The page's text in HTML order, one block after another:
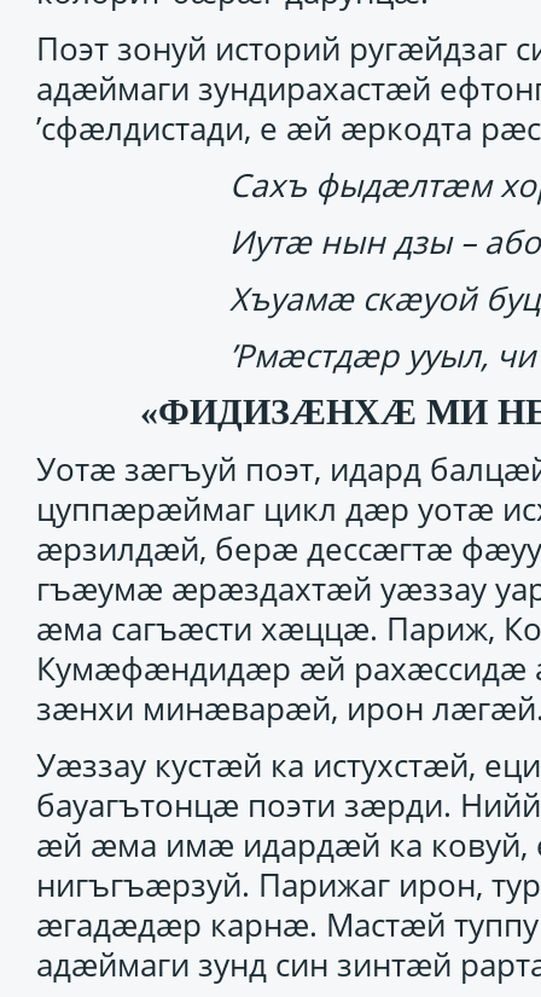
Поэт зонуй историй ругӕйдзаг
адӕймаги зундирахастӕй
’сфӕлдистади, е ӕй ӕркодта
Сахъ фыдӕлтӕм
Иутӕ нын дзы –
Хъуамӕ скӕуой
’Рмӕстдӕр ууыл,
«ФИДИЗӔНХӔ МИ
Уотӕ зӕгъуй поэт, идард
цуппӕрӕймаг цикл дӕр уотӕ
ӕрзилдӕй, берӕ дессӕгтӕ
гъӕумӕ ӕрӕздахтӕй уӕззау
ӕма сагъӕсти хӕццӕ. Париж,
Кумӕфӕндидӕр ӕй рахӕссидӕ
зӕнхи минӕварӕй, ирон
Уӕззау кустӕй ка истухстӕй,
бауагътонцӕ поэти зӕрди.
ӕй ӕма имӕ идардӕй ка
нигъгъӕрзуй. Парижаг ирон,
ӕгадӕдӕр карнӕ. Мастӕй
адӕймаги зунд син зинтӕй